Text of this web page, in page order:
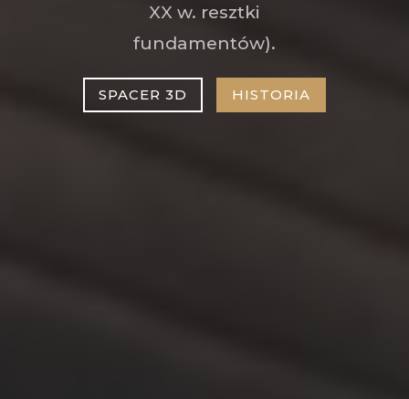
XX w. resztki
fundamentów).
SPACER 3D HISTORIA